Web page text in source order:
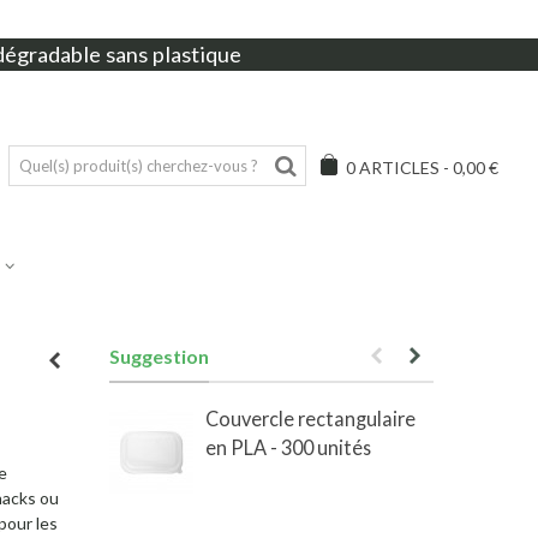
sans plastique
0ARTICLES - 0,00 €
ou
les
Suggestion
Couvercle rectangulaire
en PLA - 300 unités